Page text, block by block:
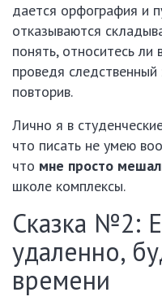
дается орфография и
отказываются
понять, относитесь
проведя следственный
повторив.
Лично я в
что писать не умею
что мне просто
школе комплексы.
Сказка №2:
удаленно,
времени